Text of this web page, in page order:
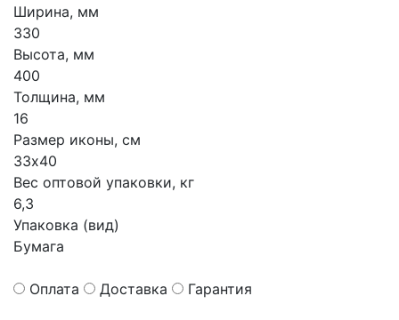
Ширина, мм
330
Высота, мм
400
Толщина, мм
16
Размер иконы, см
33х40
Вес оптовой упаковки, кг
6,3
Упаковка (вид)
Бумага
Оплата Доставка Гарантия